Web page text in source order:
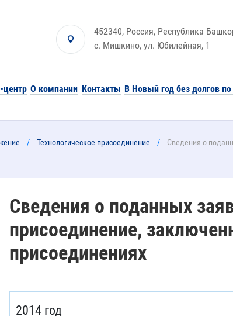
452340, Россия, Республика
с. Мишкино, ул. Юбилейная, 1
центр О компании Контакты В Новый год без долгов
Технологическое присоединение
Сведения о
Сведения о поданных
присоединение,
присоединениях
2014 год